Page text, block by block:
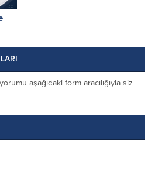
aşağıdaki form aracılığıyla siz